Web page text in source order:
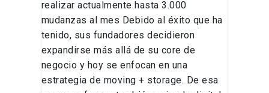
realizar actualmente hasta 3.000
mudanzas al mes Debido al éxito que ha
tenido, sus fundadores decidieron
expandirse más allá de su core de
negocio y hoy se enfocan en una
estrategia de moving + storage. De esa